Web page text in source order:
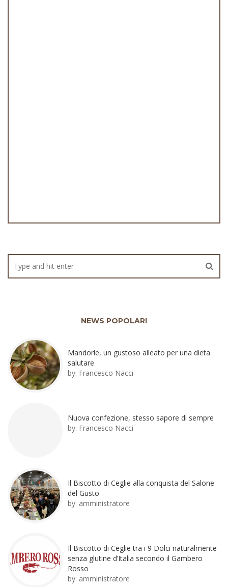
NEWS POPOLARI
Mandorle, un gustoso alleato per una dieta
salutare
by: Francesco Nacci
Nuova confezione, stesso sapore di sempre
by: Francesco Nacci
Il Biscotto di Ceglie alla conquista del Salone
del Gusto
by: amministratore
Il Biscotto di Ceglie tra i 9 Dolci naturalmente
senza glutine d’Italia secondo il Gambero
Rosso
by: amministratore